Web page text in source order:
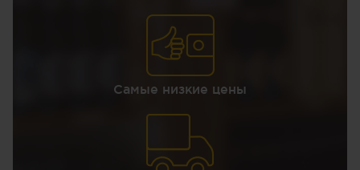
Самые низкие цены